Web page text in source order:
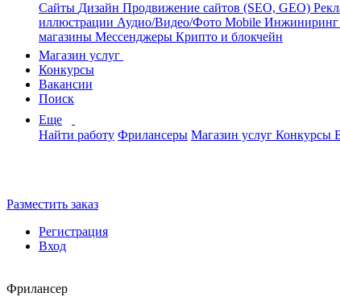
Сайты Дизайн Продвижение сайтов (SEO, GEO)
иллюстрации Аудио/Видео/Фото Mobile Инжиниринг
магазины Мессенджеры Крипто и блокчейн
Магазин услуг
Конкурсы
Вакансии
Поиск
Еще
Найти работу Фрилансеры Магазин услуг Конкурсы
Разместить заказ
Регистрация
Вход
Фрилансер